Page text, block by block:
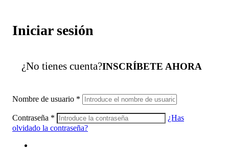
Iniciar sesión
¿No tienes cuenta?INSCRÍBETE AHORA
Nombre de usuario *
Contraseña *
¿Has
olvidado la contraseña?